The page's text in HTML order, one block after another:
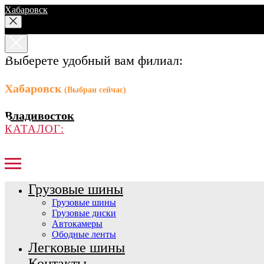
Хабаровск
Выберете удобный вам филиал:
Хабаровск (Выбран сейчас)
Владивосток
КАТАЛОГ:
Грузовые шины
Грузовые шины
Грузовые диски
Автокамеры
Ободные ленты
Легковые шины